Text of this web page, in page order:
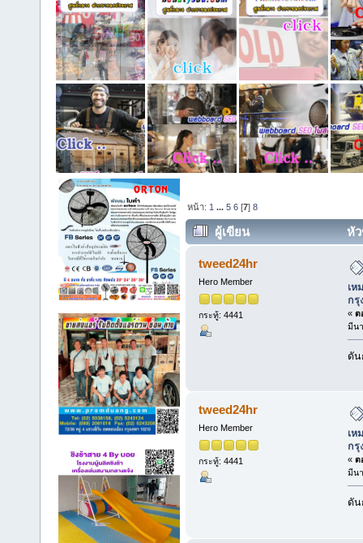
หน้า: 1 ...5 6 [7]8
ผู้เขียน
หั
เหมาทำฝ้าเพดาน ทุกพื้นที่ในก
tweed24hr
Hero Member
กระทู้: 4441
เห
กรุ
« ต
มีน
ดัน
tweed24hr
Hero Member
กระทู้: 4441
เห
กรุ
« ต
มีน
ดัน